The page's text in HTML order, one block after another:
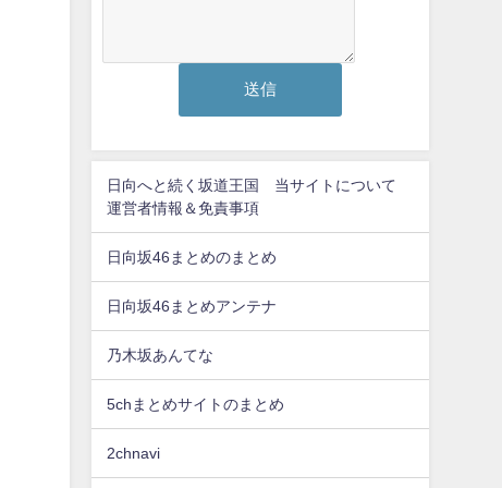
日向へと続く坂道王国 当サイトについて
運営者情報＆免責事項
日向坂46まとめのまとめ
日向坂46まとめアンテナ
乃木坂あんてな
5chまとめサイトのまとめ
2chnavi